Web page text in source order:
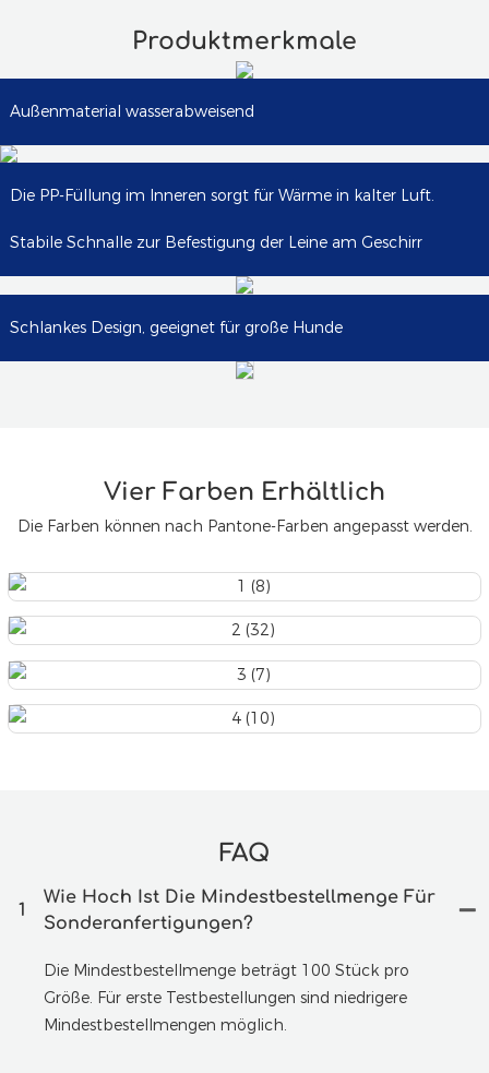
Produktmerkmale
Außenmaterial wasserabweisend
Die PP-Füllung im Inneren sorgt für Wärme in kalter Luft.
Stabile Schnalle zur Befestigung der Leine am Geschirr
Schlankes Design, geeignet für große Hunde
Vier Farben Erhältlich
Die Farben können nach Pantone-Farben angepasst werden.
FAQ
1
Wie Hoch Ist Die Mindestbestellmenge Für
Sonderanfertigungen?
Die Mindestbestellmenge beträgt 100 Stück pro
Größe. Für erste Testbestellungen sind niedrigere
Mindestbestellmengen möglich.